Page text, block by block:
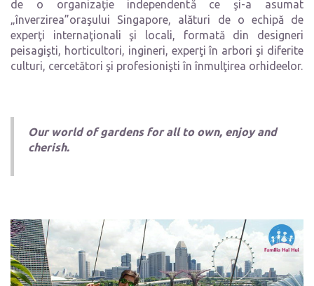
de o organizaţie independentă ce şi-a asumat
„înverzirea”oraşului Singapore, alături de o echipă de
experţi internaţionali şi locali, formată din designeri
peisagişti, horticultori, ingineri, experţi în arbori şi diferite
culturi, cercetători şi profesionişti în înmulţirea orhideelor.
Our world of gardens for all to own, enjoy and
cherish.